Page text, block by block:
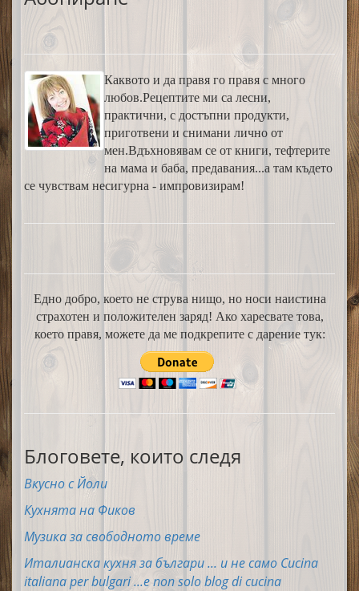
Каквото и да правя го правя с много
любов.Рецептите ми са лесни,
практични, с достъпни продукти,
приготвени и снимани лично от
мен.Вдъхновявам се от книги, тефтерите
на мама и баба, предавания...а там където
се чувствам несигурна - импровизирам!
Едно добро, което не струва нищо, но носи наистина
страхотен и положителен заряд! Ако харесвате това,
което правя, можете да ме подкрепите с дарение тук:
Блоговете, които следя
Вкусно с Йоли
Кухнята на Фиков
Музика за свободното време
Италианска кухня за българи ... и не само Cucina
italiana per bulgari ...e non solo blog di cucina